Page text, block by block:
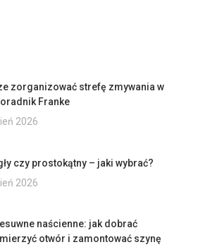
zorganizować strefę zmywania w
Franke
2026
czy prostokątny – jaki wybrać?
2026
naścienne: jak dobrać
otwór i zamontować szynę